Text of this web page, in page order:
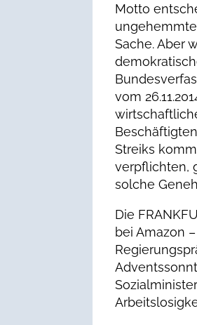
Motto
Sache. Aber
vom
Streiks
verpflichten,
solche
Die
bei Amazon